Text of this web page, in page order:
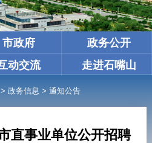
市政府
政务公开
动交流 走进石嘴山
政务信息 > 通知公告
直事业单位公开招聘